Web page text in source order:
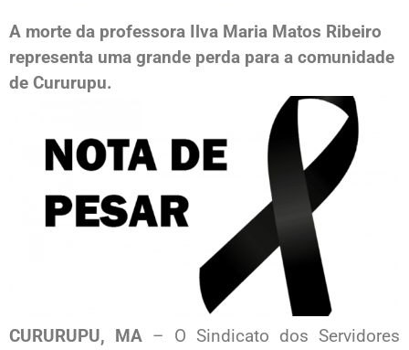
A morte da professora Ilva Maria Matos Ribeiro
representa uma grande perda para a comunidade
de Cururupu.
CURURUPU, MA – O Sindicato dos Servidores